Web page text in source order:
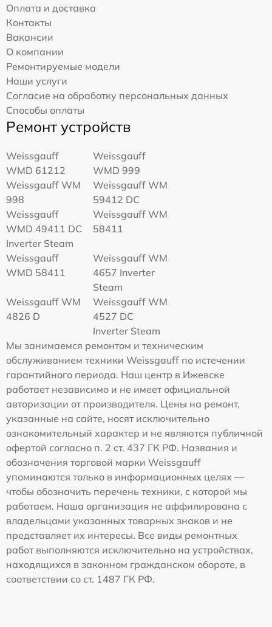
Оплата и доставка
Контакты
Вакансии
О компании
Ремонтируемые модели
Наши услуги
Согласие на обработку персональных данных
Способы оплаты
Ремонт устройств
Weissgauff
WMD 61212
Weissgauff
WMD 999
Weissgauff WM
998
Weissgauff WM
59412 DC
Weissgauff
WMD 49411 DC
Inverter Steam
Weissgauff WM
58411
Weissgauff
WMD 58411
Weissgauff WM
4657 Inverter
Steam
Weissgauff WM
4826 D
Weissgauff WM
4527 DC
Inverter Steam
Мы занимаемся ремонтом и техническим
обслуживанием техники Weissgauff по истечении
гарантийного периода. Наш центр в Ижевске
работает независимо и не имеет официальной
авторизации от производителя. Цены на ремонт,
указанные на сайте, носят исключительно
ознакомительный характер и не являются публичной
офертой согласно п. 2 ст. 437 ГК РФ. Названия и
обозначения торговой марки Weissgauff
упоминаются только в информационных целях —
чтобы обозначить перечень техники, с которой мы
работаем. Наша организация не аффилирована с
владельцами указанных товарных знаков и не
представляет их интересы. Все виды ремонтных
работ выполняются исключительно на устройствах,
находящихся в законном гражданском обороте, в
соответствии со ст. 1487 ГК РФ.